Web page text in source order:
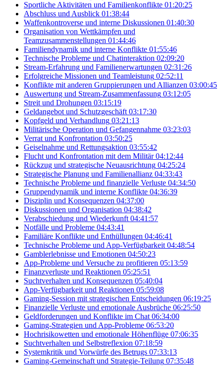
Sportliche Aktivitäten und Familienkonflikte 01:20:25
Abschluss und Ausblick 01:38:44
Waffenkontroverse und interne Diskussionen 01:40:30
Organisation von Wettkämpfen und
Teamzusammenstellungen 01:44:46
Familiendynamik und interne Konflikte 01:55:46
Technische Probleme und Chatinteraktion 02:09:20
Stream-Erfahrung und Familienerwartungen 02:31:26
Erfolgreiche Missionen und Teamleistung 02:52:11
Konflikte mit anderen Gruppierungen und Allianzen 03:00:45
Auswertung und Stream-Zusammenfassung 03:12:05
Streit und Drohungen 03:15:19
Geldangebot und Schutzgeschäft 03:17:30
Kopfgeld und Verhandlung 03:21:13
Militärische Operation und Gefangennahme 03:23:03
Verrat und Konfrontation 03:50:25
Geiselnahme und Rettungsaktion 03:55:42
Flucht und Konfrontation mit dem Militär 04:12:44
Rückzug und strategische Neuausrichtung 04:25:24
Strategische Planung und Familienallianz 04:33:43
Technische Probleme und finanzielle Verluste 04:34:50
Gruppendynamik und interne Konflikte 04:36:39
Disziplin und Konsequenzen 04:37:00
Diskussionen und Organisation 04:38:42
Verabschiedung und Wiederkunft 04:41:57
Notfälle und Probleme 04:43:41
Familiäre Konflikte und Enthüllungen 04:46:41
Technische Probleme und App-Verfügbarkeit 04:48:54
Gamblerlebnisse und Emotionen 04:50:23
App-Probleme und Versuche zu profitieren 05:13:59
Finanzverluste und Reaktionen 05:25:51
Suchtverhalten und Konsequenzen 05:40:04
App-Verfügbarkeit und Reaktionen 05:59:08
Gaming-Session mit strategischen Entscheidungen 06:19:25
Finanzielle Verluste und emotionale Ausbrüche 06:25:50
Geldforderungen und Konflikte im Chat 06:34:00
Gaming-Strategien und App-Probleme 06:53:20
Hochrisikowetten und emotionale Höhenflüge 07:06:35
Suchtverhalten und Selbstreflexion 07:18:59
Systemkritik und Vorwürfe des Betrugs 07:33:13
Gaming-Gemeinschaft und Strategie-Teilung 07:35:48